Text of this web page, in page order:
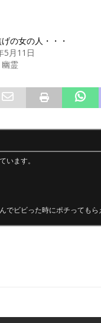
の女の人・・・
5月11日
霊
います。
でビビった時にポチっても